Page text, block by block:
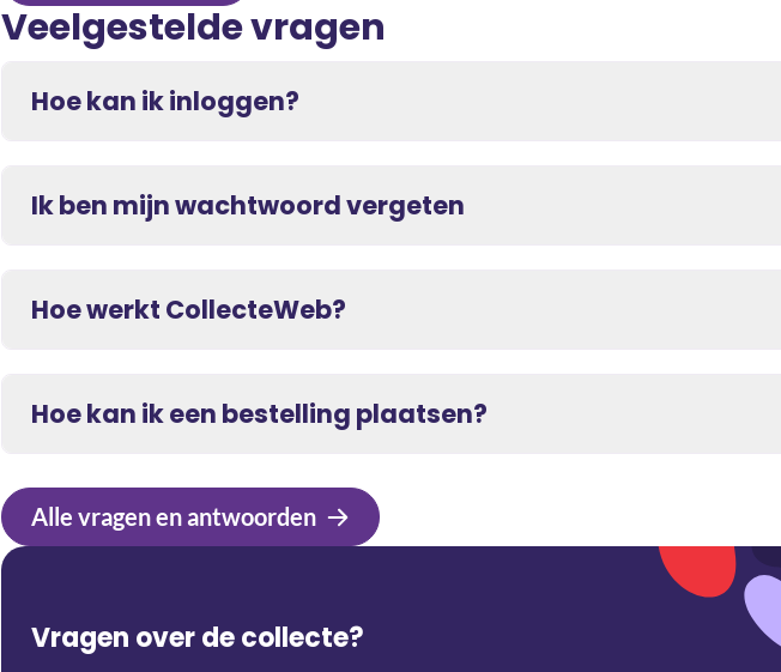
Veelgestelde vragen
Hoe kan ik inloggen?
Ik ben mijn wachtwoord vergeten
Hoe werkt CollecteWeb?
Hoe kan ik een bestelling plaatsen?
Alle vragen en antwoorden
Vragen over de collecte?